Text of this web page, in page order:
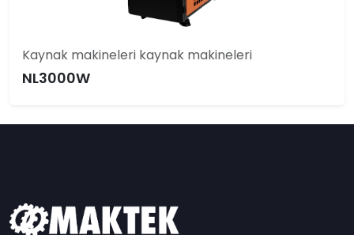
Kaynak makineleri kaynak makineleri
NL3000W